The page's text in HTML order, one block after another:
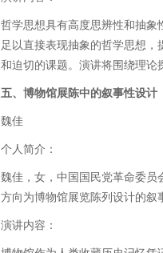
哲学思想具有高度思辨性和抽象
足以直接表现抽象的哲学思想
和迫切的课题。演讲将围绕理论
五、博物馆展陈中的叙事性设计
魏佳
个人简介：
魏佳，女，中国国民党革命委员
方向为博物馆展览陈列设计的叙
演讲内容：